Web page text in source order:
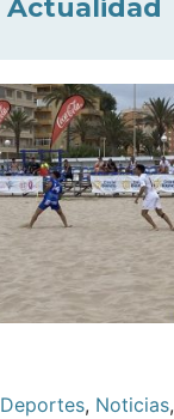
Actualidad
Deportes, Noticias,